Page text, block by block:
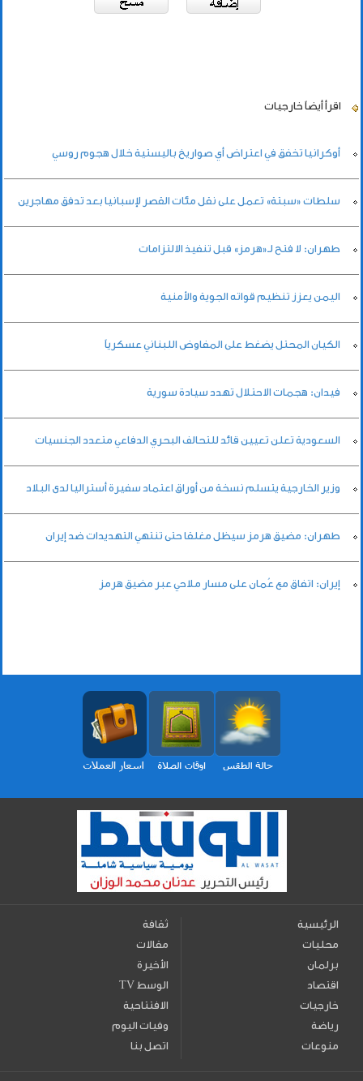
اقرأ أيضاً خارجيات
أوكرانيا تخفق في اعتراض أي صواريخ باليستية خلال هجوم روسي
سلطات «سبتة» تعمل على نقل مئات القصر لإسبانيا بعد تدفق مهاجرين
طهران: لا فتح لـ«هرمز» قبل تنفيذ الالتزامات
اليمن يعزز تنظيم قواته الجوية والأمنية
الكيان المحتل يضغط على المفاوض اللبناني عسكرياً
فيدان: هجمات الاحتلال تهدد سيادة سورية
السعودية تعلن تعيين قائد للتحالف البحري الدفاعي متعدد الجنسيات
وزير الخارجية يتسلم نسخة من أوراق اعتماد سفيرة أستراليا لدى البلاد
طهران: مضيق هرمز سيظل مغلقا حتى تنتهي التهديدات ضد إيران
إيران: اتفاق مع عُمان على مسار ملاحي عبر مضيق هرمز
الرئيسية
محليات
برلمان
اقتصاد
خارجيات
رياضة
منوعات
ثقافة
مقالات
الأخيرة
TV الوسط
الافتتاحية
وفيات اليوم
اتصل بنا